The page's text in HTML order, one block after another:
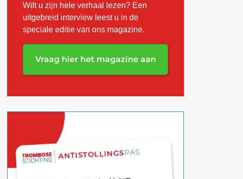
Wilt u zijn hele verhaal lezen? Een
uitgebreid interview leest u in de
speciale editie van ons magazine.
Vraag hier het magazine aan